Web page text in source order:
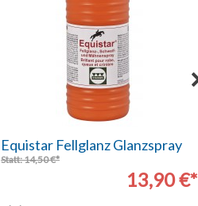
Equistar Fellglanz Glanzspray
Statt: 14,50 €*
13,90 €*